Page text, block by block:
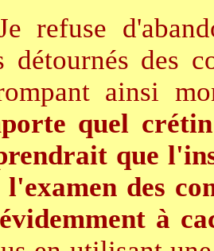
refuse
détournés des
ainsi
quel
que
des
à